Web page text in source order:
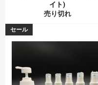
イト)
売り切れ
セール